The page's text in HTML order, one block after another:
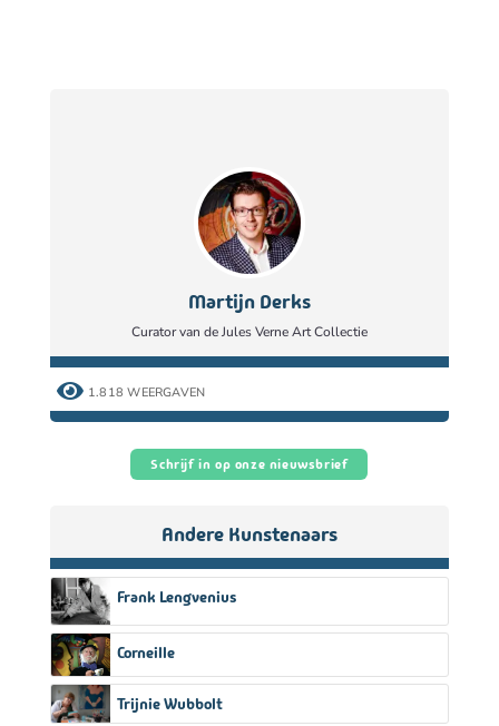
Martijn Derks
Curator van de Jules Verne Art Collectie
 1.818 WEERGAVEN
Schrijf in op onze nieuwsbrief
Andere Kunstenaars
Frank Lengvenius
Corneille
Trijnie Wubbolt